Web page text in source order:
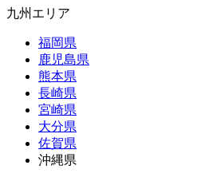
九州エリア
福岡県
鹿児島県
熊本県
長崎県
宮崎県
大分県
佐賀県
沖縄県